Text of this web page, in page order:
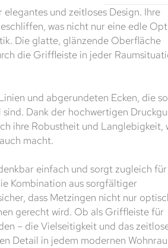
und zeitloses Design. Ihre
was nicht nur eine edle
Die glatte, glänzende Oberfläche
die Griffleiste in jeder
und abgerundeten Ecken, die
Dank der hochwertigen
ihre Robustheit und Langlebigkeit,
macht.
einfach und sorgt zugleich für
Kombination aus sorgfältiger
dass Metzingen nicht nur
gerecht wird. Ob als Griffleiste für
– die Vielseitigkeit und das
Detail in jedem modernen